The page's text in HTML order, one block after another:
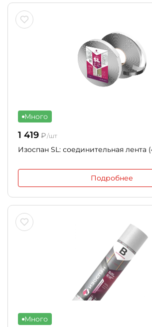
Много
1 419 ₽/шт
Изоспан SL: соединительная лента
Подробнее
Много